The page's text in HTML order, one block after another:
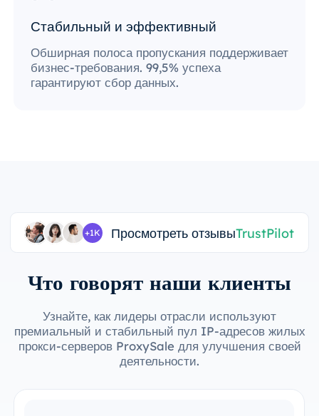
Стабильный и эффективный
Обширная полоса пропускания поддерживает
бизнес-требования. 99,5% успеха
гарантируют сбор данных.
+1K Просмотреть отзывыTrustPilot
Что говорят наши клиенты
Узнайте, как лидеры отрасли используют
премиальный и стабильный пул IP-адресов жилых
прокси-серверов ProxySale для улучшения своей
деятельности.